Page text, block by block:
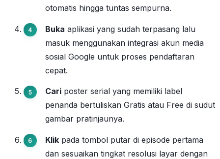
otomatis hingga tuntas sempurna.
Buka aplikasi yang sudah terpasang lalu
masuk menggunakan integrasi akun media
sosial Google untuk proses pendaftaran
cepat.
Cari poster serial yang memiliki label
penanda bertuliskan Gratis atau Free di sudut
gambar pratinjaunya.
Klik pada tombol putar di episode pertama
dan sesuaikan tingkat resolusi layar dengan